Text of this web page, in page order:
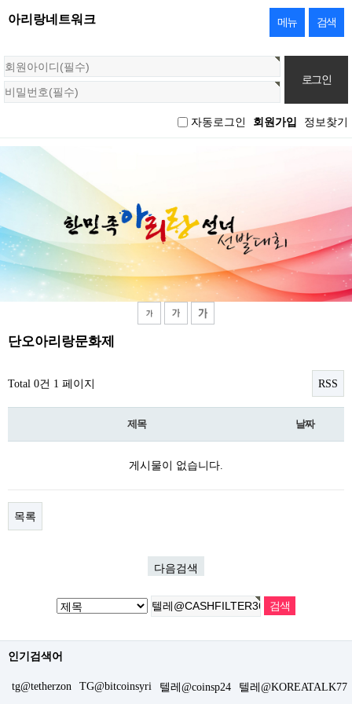
아리랑네트워크 메뉴 검색
회
원
로
자동로그인 회원가입 정보찾기
단오아리랑문화제
Total 0건 1 페이지 RSS
제목 날짜
게시물이 없습니다.
목록
다음검색
인기검색어
tg@tetherzon TG@bitcoinsyri 텔레@coinsp24 텔레@KOREATALK77